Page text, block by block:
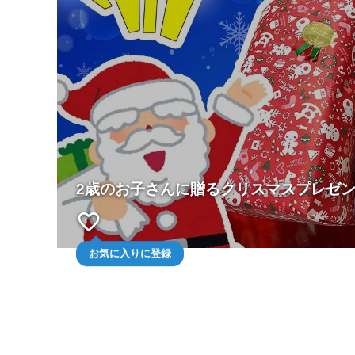
2歳のお子さんに贈るクリスマスプレゼ
favorite_border
お気に入りに登録